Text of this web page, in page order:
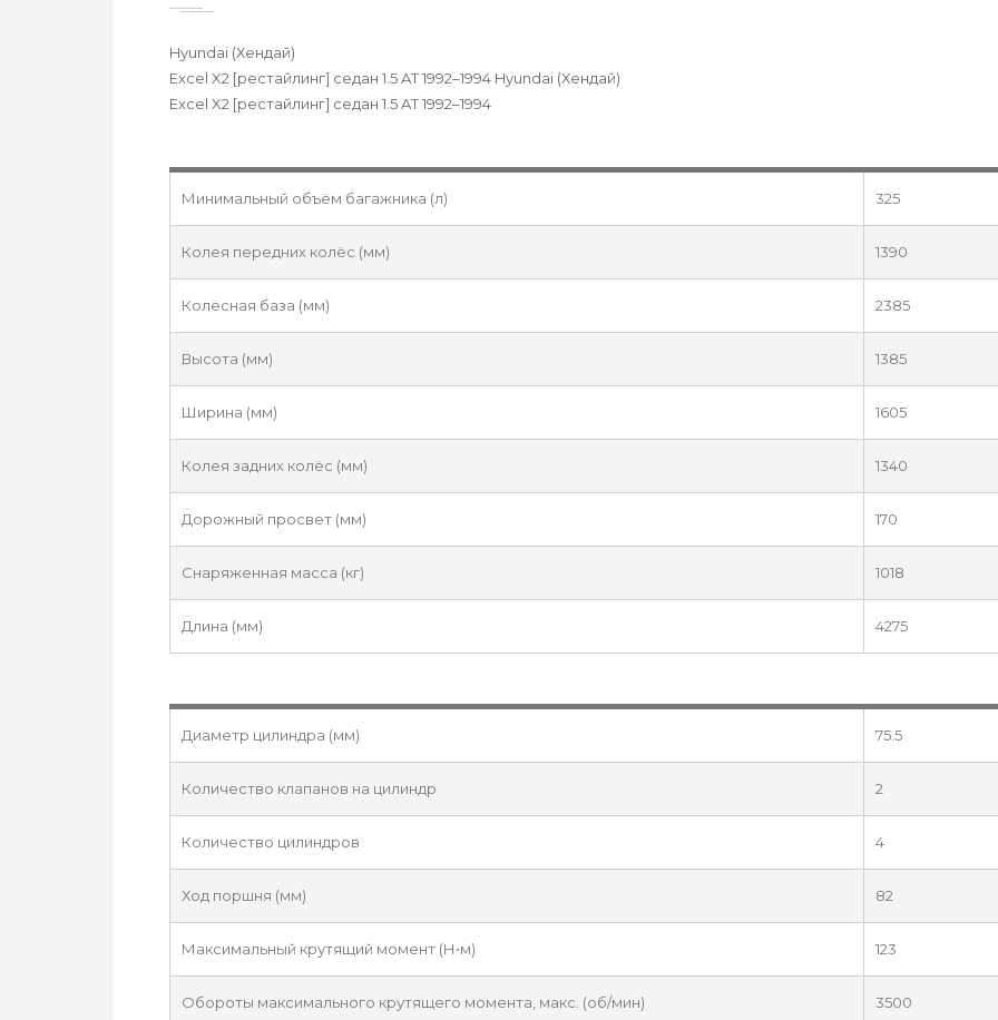
Hyundai (Хендай)
Excel X2 [рестайлинг] седан 1.5 AT 1992–1994 Hyundai (Хендай)
Excel X2 [рестайлинг] седан 1.5 AT 1992–1994
Минимальный объём багажника (л) 325
Колея передних колёс (мм) 1390
Колёсная база (мм) 2385
Высота (мм) 1385
Ширина (мм) 1605
Колея задних колёс (мм) 1340
Дорожный просвет (мм) 170
Снаряженная масса (кг) 1018
Длина (мм) 4275
Диаметр цилиндра (мм) 75.5
Количество клапанов на цилиндр 2
Количество цилиндров 4
Ход поршня (мм) 82
Максимальный крутящий момент (Н•м) 123
Обороты максимального крутящего момента, макс. (об/мин) 3500